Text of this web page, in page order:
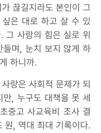
끊길지라도 본인이 그
은 대로 하고 살 수 있
그 사랑의 힘은 실로 위
들며, 눈치 보지 않게 하
하니까.
랑은 사회적 문제가 되
, 누구도 대책을 못 세
중고 사교육비 조사 결
원, 역대 최대 기록이다.